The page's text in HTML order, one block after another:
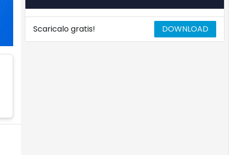
Scaricalo gratis! DOWNLOAD